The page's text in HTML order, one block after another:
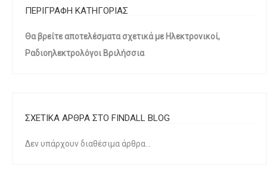
ΠΕΡΙΓΡΑΦΗ ΚΑΤΗΓΟΡΙΑΣ
Θα βρείτε αποτελέσματα σχετικά με Ηλεκτρονικοί,
Ραδιοηλεκτρολόγοι Βριλήσσια
ΣΧΕΤΙΚΑ ΑΡΘΡΑ ΣΤΟ FINDALL BLOG
Δεν υπάρχουν διαθέσιμα άρθρα...